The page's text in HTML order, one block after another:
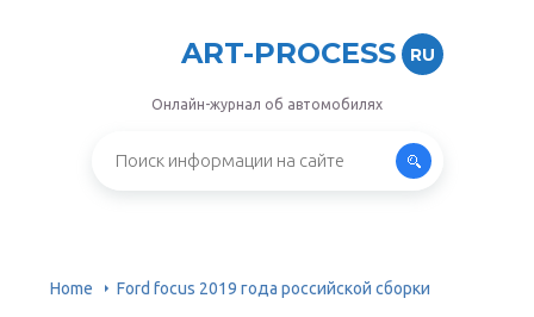
ART-PROCESS RU
Онлайн-журнал об автомобилях
Home Ford focus 2019 года российской сборки